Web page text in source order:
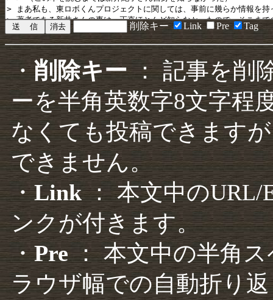
削除キー Link Pre Tag
・削除キー： 記事を削
ーを半角英数字8文字程
なくても投稿できます
できません。
・Link： 本文中のURL/
ンクが付きます。
・Pre： 本文中の半角
ラウザ幅での自動折り